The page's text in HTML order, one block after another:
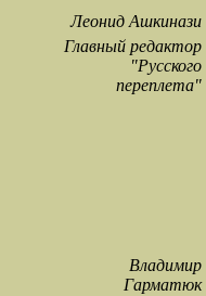
Леонид Ашкинази
Главный редактор
"Русского
переплета"
Владимир
Гарматюк